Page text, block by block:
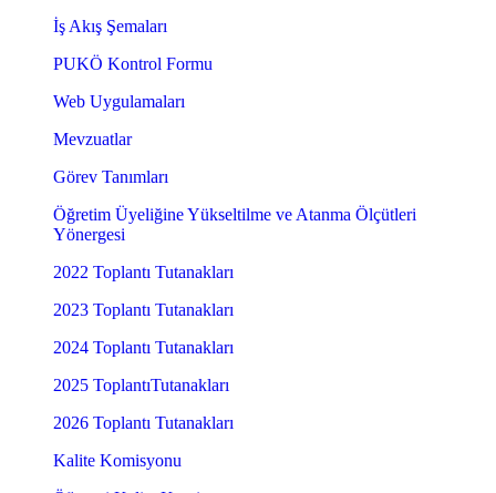
İş Akış Şemaları
PUKÖ Kontrol Formu
Web Uygulamaları
Mevzuatlar
Görev Tanımları
Öğretim Üyeliğine Yükseltilme ve Atanma Ölçütleri
Yönergesi
2022 Toplantı Tutanakları
2023 Toplantı Tutanakları
2024 Toplantı Tutanakları
2025 ToplantıTutanakları
2026 Toplantı Tutanakları
Kalite Komisyonu